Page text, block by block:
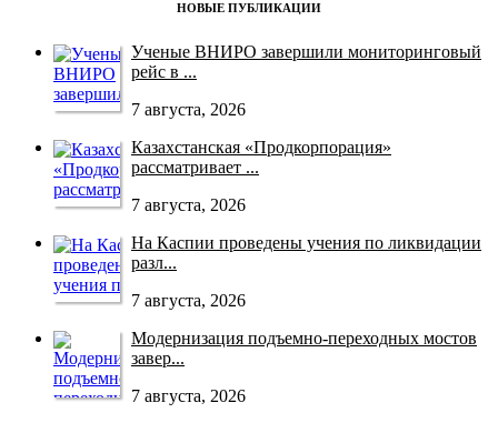
НОВЫЕ ПУБЛИКАЦИИ
Ученые ВНИРО завершили мониторинговый
рейс в ...
7 августа, 2026
Казахстанская «Продкорпорация»
рассматривает ...
7 августа, 2026
На Каспии проведены учения по ликвидации
разл...
7 августа, 2026
Модернизация подъемно-переходных мостов
завер...
7 августа, 2026